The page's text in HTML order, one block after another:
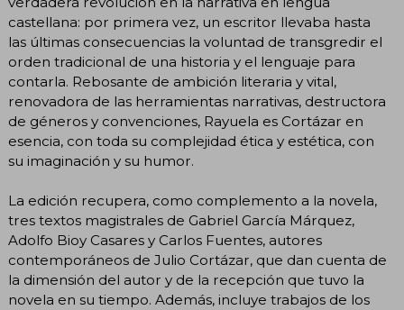
castellana: por primera vez, un escritor llevaba hasta
las últimas consecuencias la voluntad de transgredir el
orden tradicional de una historia y el lenguaje para
contarla. Rebosante de ambición literaria y vital,
renovadora de las herramientas narrativas, destructora
de géneros y convenciones, Rayuela es Cortázar en
esencia, con toda su complejidad ética y estética, con
su imaginación y su humor.
La edición recupera, como complemento a la novela,
tres textos magistrales de Gabriel García Márquez,
Adolfo Bioy Casares y Carlos Fuentes, autores
contemporáneos de Julio Cortázar, que dan cuenta de
la dimensión del autor y de la recepción que tuvo la
novela en su tiempo. Además, incluye trabajos de los